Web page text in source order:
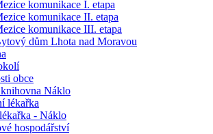
komunikace I. etapa
komunikace II. etapa
komunikace III. etapa
dům Lhota nad Moravou
obce
Náklo
lékařka
- Náklo
hospodářství